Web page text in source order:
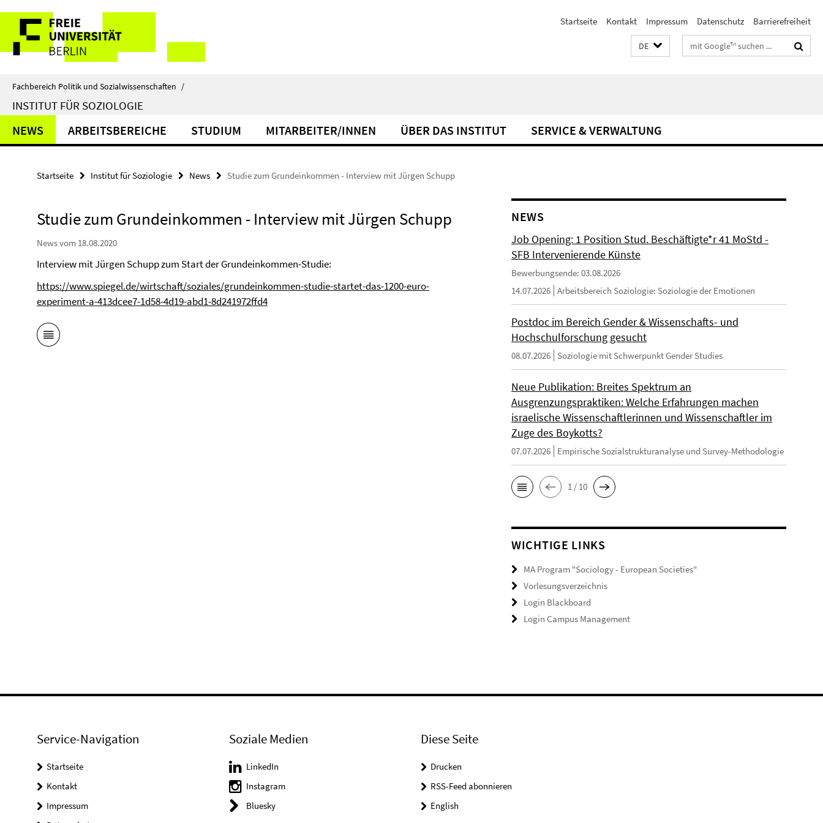
direkt
Inhalt
Service-
Navigation
Startseite Kontakt Impressum Datenschutz Barrierefreiheit
DE Suchbegriffe
Fachbereich Politik und Sozialwissenschaften /
INSTITUT FÜR SOZIOLOGIE
NEWS ARBEITSBEREICHE STUDIUM MITARBEITER/INNEN ÜBER DAS INSTITUT SERVICE & VERWALTUNG
Startseite Institut für Soziologie News Studie zum Grundeinkommen - Interview mit Jürgen Schupp
Studie zum Grundeinkommen - Interview mit Jürgen Schupp
News vom 18.08.2020
Interview mit Jürgen Schupp zum Start der Grundeinkommen-Studie:
https://www.spiegel.de/wirtschaft/soziales/grundeinkommen-studie-startet-das-1200-euro-
experiment-a-413dcee7-1d58-4d19-abd1-8d241972ffd4
NEWS
Job Opening: 1 Position Stud. Beschäftigte*r 41 MoStd -
SFB Intervenierende Künste
Bewerbungsende: 03.08.2026
14.07.2026 Arbeitsbereich Soziologie: Soziologie der Emotionen
Postdoc im Bereich Gender & Wissenschafts- und
Hochschulforschung gesucht
08.07.2026 Soziologie mit Schwerpunkt Gender Studies
Neue Publikation: Breites Spektrum an
Ausgrenzungspraktiken: Welche Erfahrungen machen
israelische Wissenschaftlerinnen und Wissenschaftler im
Zuge des Boykotts?
07.07.2026 Empirische Sozialstrukturanalyse und Survey-Methodologie
1 / 10
WICHTIGE LINKS
MA Program "Sociology - European Societies"
Vorlesungsverzeichnis
Login Blackboard
Login Campus Management
Service-Navigation
Startseite
Kontakt
Impressum
Soziale Medien
LinkedIn
Instagram
Bluesky
Diese Seite
Drucken
RSS-Feed abonnieren
English